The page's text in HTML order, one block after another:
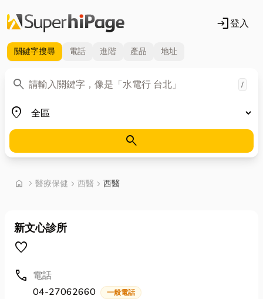
login登入
關鍵字搜尋 電話 進階 產品 地址
search
關鍵字 /
place
地區
search
home chevron_right 首頁
醫療保健 chevron_right 西醫 chevron_right 西醫
新文心診所
favorite
call 電話
04-27062660
一般電話